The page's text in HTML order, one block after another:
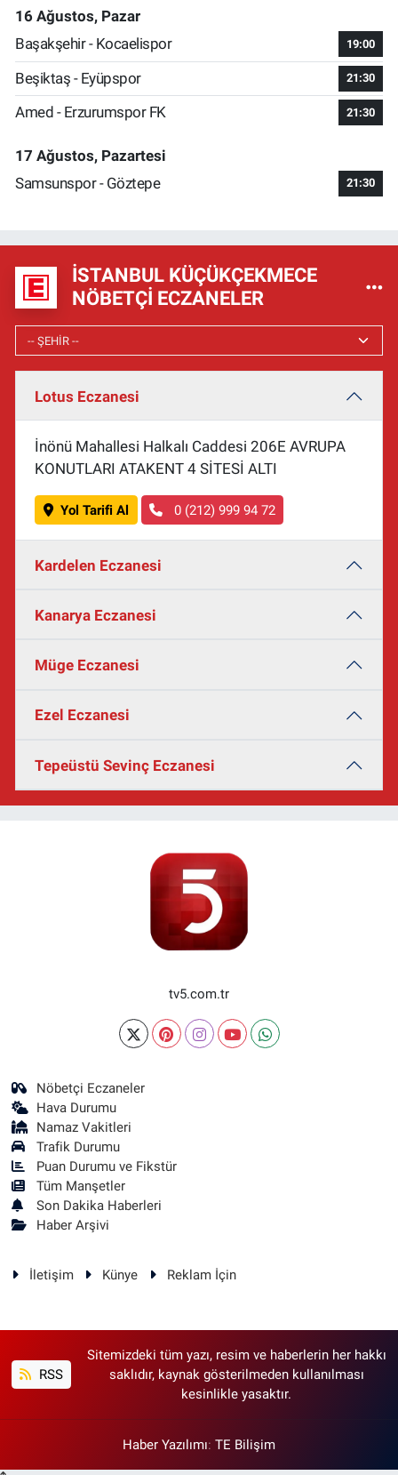
16 Ağustos, Pazar
Başakşehir - Kocaelispor
19:00
Beşiktaş - Eyüpspor 21:30
Amed - Erzurumspor FK 21:30
17 Ağustos, Pazartesi
Samsunspor - Göztepe
21:30
İSTANBUL KÜÇÜKÇEKMECE
NÖBETÇI ECZANELER
Lotus Eczanesi
İnönü Mahallesi Halkalı Caddesi 206E AVRUPA
KONUTLARI ATAKENT 4 SİTESİ ALTI
Yol Tarifi Al 0 (212) 999 94 72
Kardelen Eczanesi
Kanarya Eczanesi
Müge Eczanesi
Ezel Eczanesi
Tepeüstü Sevinç Eczanesi
tv5.com.tr
Nöbetçi Eczaneler
Hava Durumu
Namaz Vakitleri
Trafik Durumu
Puan Durumu ve Fikstür
Tüm Manşetler
Son Dakika Haberleri
Haber Arşivi
İletişim Künye Reklam İçin
RSS
Sitemizdeki tüm yazı, resim ve haberlerin her hakkı
saklıdır, kaynak gösterilmeden kullanılması
kesinlikle yasaktır.
Haber Yazılımı: TE Bilişim